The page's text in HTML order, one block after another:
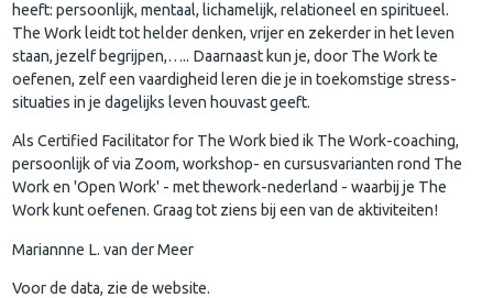
heeft: persoonlijk, mentaal, lichamelijk, relationeel en spiritueel.
The Work leidt tot helder denken, vrijer en zekerder in het leven
staan, jezelf begrijpen,….. Daarnaast kun je, door The Work te
oefenen, zelf een vaardigheid leren die je in toekomstige stress-
situaties in je dagelijks leven houvast geeft.
Als Certified Facilitator for The Work bied ik The Work-coaching,
persoonlijk of via Zoom, workshop- en cursusvarianten rond The
Work en 'Open Work' - met thework-nederland - waarbij je The
Work kunt oefenen. Graag tot ziens bij een van de aktiviteiten!
Mariannne L. van der Meer
Voor de data, zie de website.